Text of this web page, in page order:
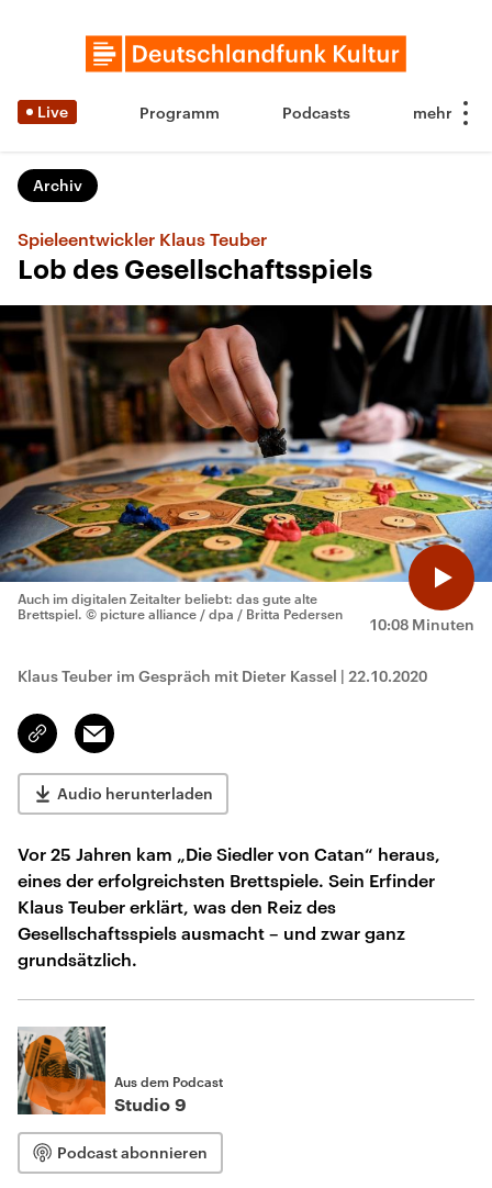
Live Programm Podcasts
Archiv
Spieleentwickler Klaus Teuber
Lob des Gesellschaftsspiels
10:08 Minuten
Auch im digitalen Zeitalter beliebt: das gute alte
Brettspiel. © picture alliance / dpa / Britta Pedersen
Klaus Teuber im Gespräch mit Dieter Kassel | 22.10.2020
Link
kopieren/teilen
Email
Audio herunterladen
Vor 25 Jahren kam „Die Siedler von Catan“ heraus,
eines der erfolgreichsten Brettspiele. Sein Erfinder
Klaus Teuber erklärt, was den Reiz des
Gesellschaftsspiels ausmacht – und zwar ganz
grundsätzlich.
Aus dem Podcast
Studio 9
Podcast abonnieren